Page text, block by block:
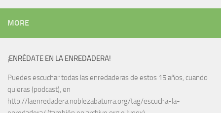
MORE
¡ENRÉDATE EN LA ENREDADERA!
Puedes escuchar todas las enredaderas de estos 15 años, cuando
quieras (podcast), en
http://laenredadera.noblezabaturra.org/tag/escucha-la-